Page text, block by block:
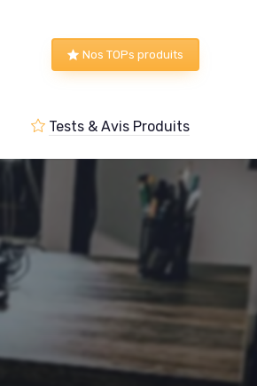
Nos TOPs produits
Tests & Avis Produits